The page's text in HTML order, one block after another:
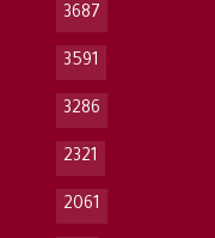
3687
3591
3286
2321
2061